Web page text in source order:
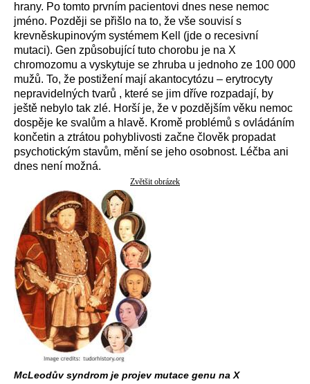
hrany. Po tomto prvním pacientovi dnes nese nemoc
jméno. Později se přišlo na to, že vše souvisí s
krevněskupinovým systémem Kell (jde o recesivní
mutaci). Gen způsobující tuto chorobu je na X
chromozomu a vyskytuje se zhruba u jednoho ze 100 000
mužů. To, že postižení mají akantocytózu – erytrocyty
nepravidelných tvarů , které se jim dříve rozpadají, by
ještě nebylo tak zlé. Horší je, že v pozdějším věku nemoc
dospěje ke svalům a hlavě. Kromě problémů s ovládáním
končetin a ztrátou pohyblivosti začne člověk propadat
psychotickým stavům, mění se jeho osobnost. Léčba ani
dnes není možná.
Zvětšit obrázek
McLeodův syndrom je projev mutace genu na X